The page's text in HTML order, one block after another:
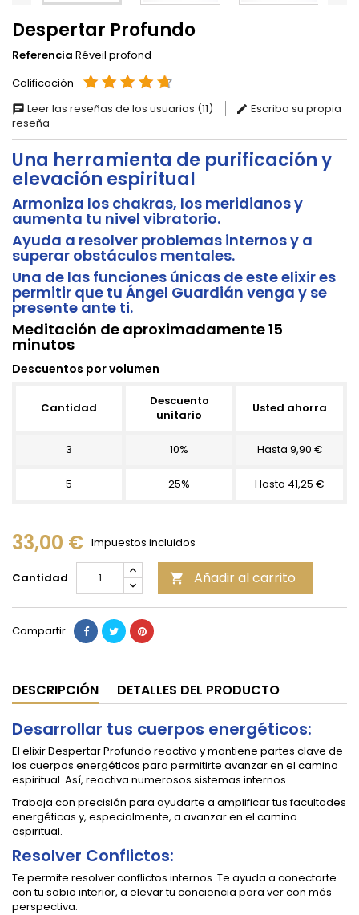
Despertar Profundo
Referencia Réveil profond
Calificación
Leer las reseñas de los usuarios (11)
Escriba su propia
reseña
Una herramienta de purificación y
elevación espiritual
Armoniza los chakras, los meridianos y
aumenta tu nivel vibratorio.
Ayuda a resolver problemas internos y a
superar obstáculos mentales.
Una de las funciones únicas de este elixir es
permitir que tu Ángel Guardián venga y se
presente ante ti.
Meditación de aproximadamente 15
minutos
Descuentos por volumen
Cantidad
Descuento
unitario
Usted ahorra
3 10% Hasta 9,90 €
5 25% Hasta 41,25 €
33,00 € Impuestos incluidos
Cantidad  Añadir al carrito
Compartir
DESCRIPCIÓN DETALLES DEL PRODUCTO
Desarrollar tus cuerpos energéticos:
El elixir Despertar Profundo reactiva y mantiene partes clave de
los cuerpos energéticos para permitirte avanzar en el camino
espiritual. Así, reactiva numerosos sistemas internos.
Trabaja con precisión para ayudarte a amplificar tus facultades
energéticas y, especialmente, a avanzar en el camino
espiritual.
Resolver Conflictos:
Te permite resolver conflictos internos. Te ayuda a conectarte
con tu sabio interior, a elevar tu conciencia para ver con más
perspectiva.